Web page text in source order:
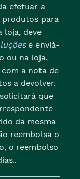
efetuar a
produtos para
loja, deve
e enviá-
ou na loja,
a nota de
a devolver.
que
da mesma
reembolsa o
o reembolso